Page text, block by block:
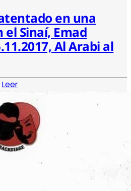
en una
Sinaí, Emad
Al Arabi al
Leer